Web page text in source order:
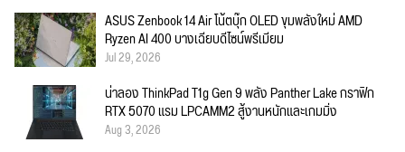
ASUS Zenbook 14 Air โน้ตบุ๊ก OLED ขุมพลังใหม่ AMD
Ryzen AI 400 บางเฉียบดีไซน์พรีเมียม
Jul 29, 2026
น่าลอง ThinkPad T1g Gen 9 พลัง Panther Lake กราฟิก
RTX 5070 แรม LPCAMM2 สู้งานหนักและเกมมิ่ง
Aug 3, 2026